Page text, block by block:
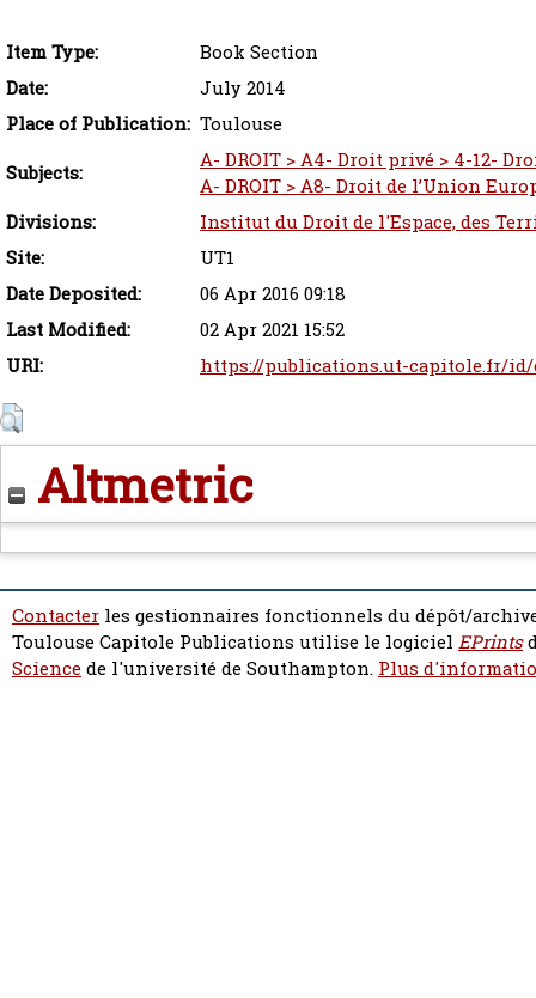
Item Type:
Book Section
Date:
July 2014
Place of Publication: Toulouse
Subjects:
A- DROIT > A4- Droit privé > 4-12-
A- DROIT > A8- Droit de l’Union
Divisions:
Institut du Droit de l'Espace, des
Site:
UT1
Date Deposited:
06 Apr 2016 09:18
Last Modified:
02 Apr 2021 15:52
URI:
https://publications.ut-capitole.fr/id/
Altmetric
Contacter les gestionnaires fonctionnels du dépôt/
Toulouse Capitole Publications utilise le logiciel EPrints
Sciencede l'université de Southampton. Plus